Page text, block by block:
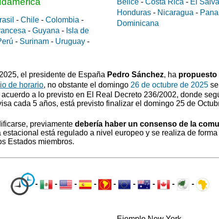
- Chile - Colombia -
- Guyana - Isla de
- Surinam - Uruguay -
Belice - Costa Rica - El
Honduras - Nicaragua -
Dominicana
el presidente de España Pedro Sánchez, ha propuesto
de horario, no obstante el domingo 26 de octubre de 2025
acuerdo a lo previsto en El Real Decreto 236/2002, donde
cada 5 años, está previsto finalizar el domingo 25 de
previamente debería haber un consenso de la
está regulado a nivel europeo y se realiza de
Estados miembros.
- - - - - - - - -